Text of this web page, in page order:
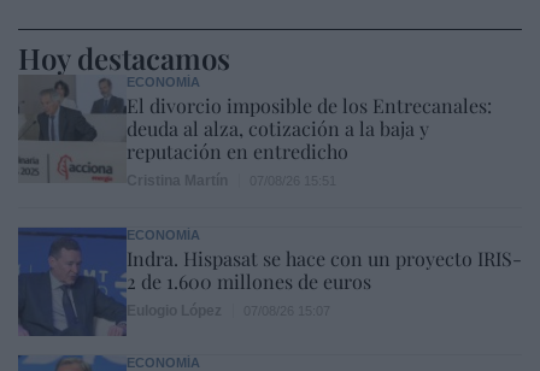
Hoy destacamos
ECONOMÍA
El divorcio imposible de los Entrecanales:
deuda al alza, cotización a la baja y
reputación en entredicho
ECONOMÍA
Indra. Hispasat se hace con un proyecto IRIS-
2 de 1.600 millones de euros
ECONOMÍA